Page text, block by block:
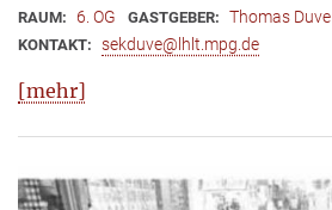
RAUM: 6. OG GASTGEBER: Thomas Duve
KONTAKT: sekduve@lhlt.mpg.de
[mehr]